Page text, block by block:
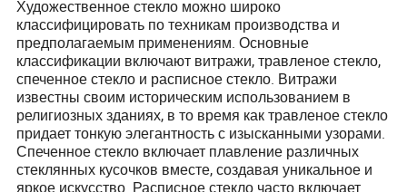
Художественное стекло можно широко
классифицировать по техникам производства и
предполагаемым применениям. Основные
классификации включают витражи, травленое стекло,
спеченное стекло и расписное стекло. Витражи
известны своим историческим использованием в
религиозных зданиях, в то время как травленое стекло
придает тонкую элегантность с изысканными узорами.
Спеченное стекло включает плавление различных
стеклянных кусочков вместе, создавая уникальное и
яркое искусство. Расписное стекло часто включает